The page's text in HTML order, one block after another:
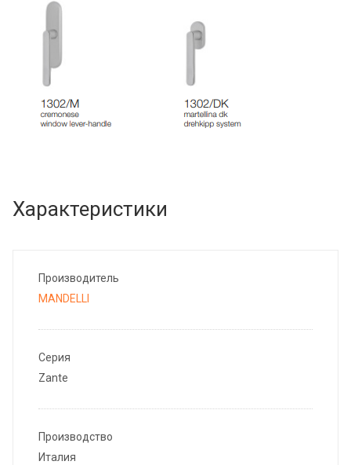
Характеристики
Производитель
MANDELLI
Серия
Zante
Производство
Италия